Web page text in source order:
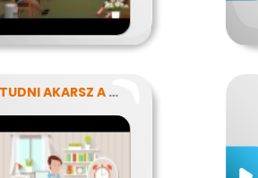
AMIT TUDNI AKARSZ A NÁTHÁRÓL